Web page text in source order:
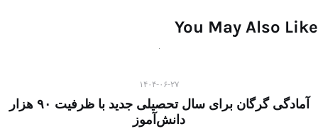
You May Also Like
۱۴۰۴-۰۶-۲۷
آمادگی گرگان برای سال تحصیلی جدید با ظرفیت ۹۰ هزار
دانش‌آموز